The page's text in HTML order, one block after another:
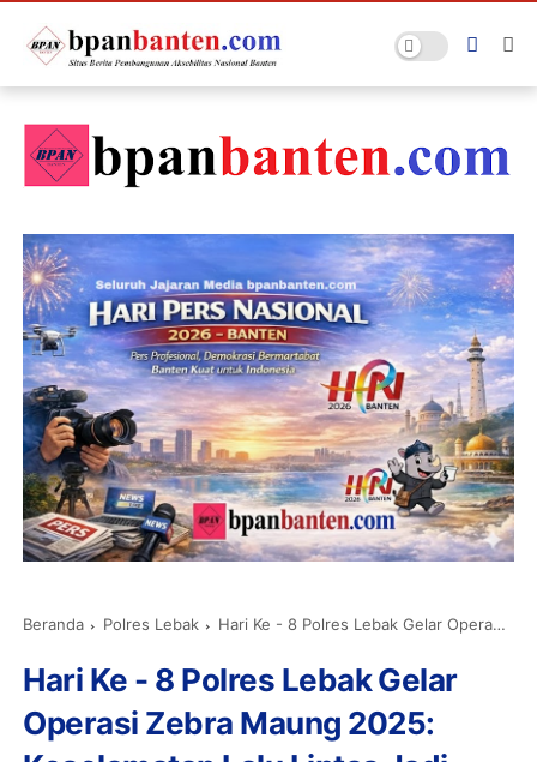
Beranda Polres Lebak Hari Ke - 8 Polres Lebak Gelar Operasi Zebra Maung 2025: Keselamatan Lalu Lintas Jadi Prioritas, Pengendara Patuh Dapat Reward
Hari Ke - 8 Polres Lebak Gelar
Operasi Zebra Maung 2025: